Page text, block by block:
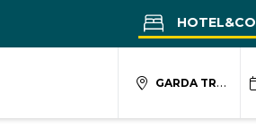
HOTEL&CO
GARDA